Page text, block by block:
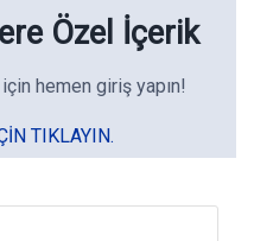
Özel İçerik
için hemen giriş yapın!
TIKLAYIN.